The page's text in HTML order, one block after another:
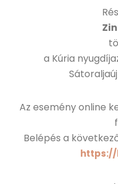
a Kúria
Az esemény online
Belépés a
https://